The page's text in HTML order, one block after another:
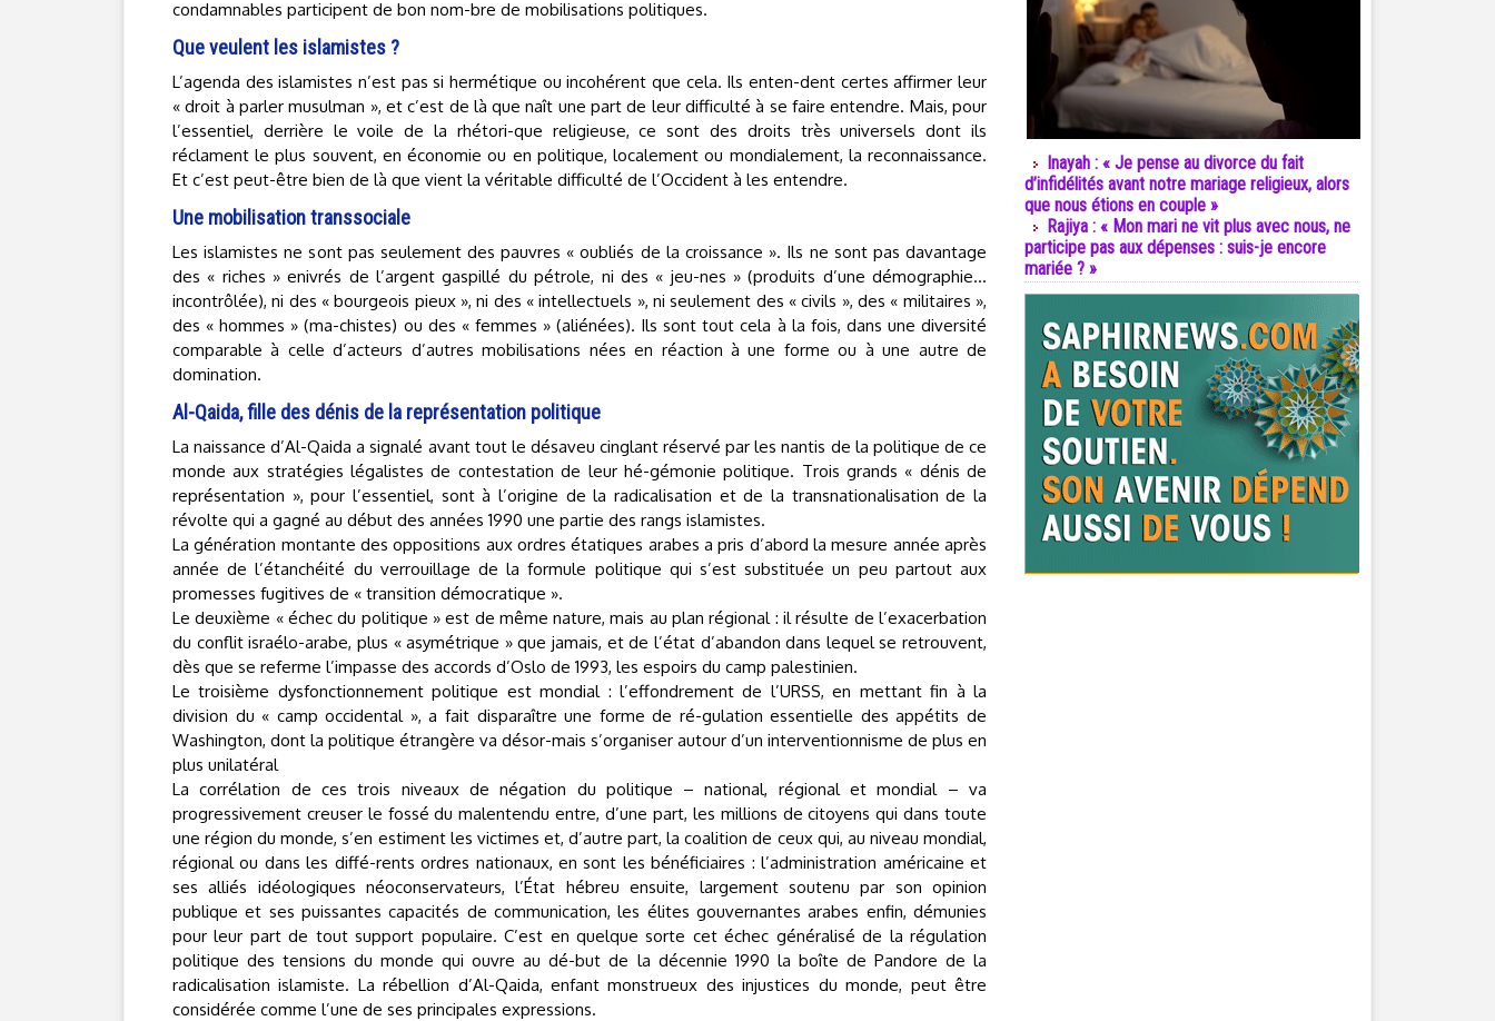
condamnables participent de bon nom-bre de mobilisations politiques.
Que veulent les islamistes ?
L’agenda des islamistes n’est pas si hermétique ou incohérent que cela. Ils enten-dent certes affirmer leur
« droit à parler musulman », et c’est de là que naît une part de leur difficulté à se faire entendre. Mais, pour
l’essentiel, derrière le voile de la rhétori-que religieuse, ce sont des droits très universels dont ils
réclament le plus souvent, en économie ou en politique, localement ou mondialement, la reconnaissance.
Et c’est peut-être bien de là que vient la véritable difficulté de l’Occident à les entendre.
Une mobilisation transsociale
Les islamistes ne sont pas seulement des pauvres « oubliés de la croissance ». Ils ne sont pas davantage
des « riches » enivrés de l’argent gaspillé du pétrole, ni des « jeu-nes » (produits d’une démographie…
incontrôlée), ni des « bourgeois pieux », ni des « intellectuels », ni seulement des « civils », des « militaires »,
des « hommes » (ma-chistes) ou des « femmes » (aliénées). Ils sont tout cela à la fois, dans une diversité
comparable à celle d’acteurs d’autres mobilisations nées en réaction à une forme ou à une autre de
domination.
Al-Qaida, fille des dénis de la représentation politique
La naissance d’Al-Qaida a signalé avant tout le désaveu cinglant réservé par les nantis de la politique de ce
monde aux stratégies légalistes de contestation de leur hé-gémonie politique. Trois grands « dénis de
représentation », pour l’essentiel, sont à l’origine de la radicalisation et de la transnationalisation de la
révolte qui a gagné au début des années 1990 une partie des rangs islamistes.
La génération montante des oppositions aux ordres étatiques arabes a pris d’abord la mesure année après
année de l’étanchéité du verrouillage de la formule politique qui s’est substituée un peu partout aux
promesses fugitives de « transition démocratique ».
Le deuxième « échec du politique » est de même nature, mais au plan régional : il résulte de l’exacerbation
du conflit israélo-arabe, plus « asymétrique » que jamais, et de l’état d’abandon dans lequel se retrouvent,
dès que se referme l’impasse des accords d’Oslo de 1993, les espoirs du camp palestinien.
Le troisième dysfonctionnement politique est mondial : l’effondrement de l’URSS, en mettant fin à la
division du « camp occidental », a fait disparaître une forme de ré-gulation essentielle des appétits de
Washington, dont la politique étrangère va désor-mais s’organiser autour d’un interventionnisme de plus en
plus unilatéral
La corrélation de ces trois niveaux de négation du politique – national, régional et mondial – va
progressivement creuser le fossé du malentendu entre, d’une part, les millions de citoyens qui dans toute
une région du monde, s’en estiment les victimes et, d’autre part, la coalition de ceux qui, au niveau mondial,
régional ou dans les diffé-rents ordres nationaux, en sont les bénéficiaires : l’administration américaine et
ses alliés idéologiques néoconservateurs, l’État hébreu ensuite, largement soutenu par son opinion
publique et ses puissantes capacités de communication, les élites gouvernantes arabes enfin, démunies
pour leur part de tout support populaire. C’est en quelque sorte cet échec généralisé de la régulation
politique des tensions du monde qui ouvre au dé-but de la décennie 1990 la boîte de Pandore de la
radicalisation islamiste. La rébellion d’Al-Qaida, enfant monstrueux des injustices du monde, peut être
considérée comme l’une de ses principales expressions.
Inayah : « Je pense au divorce du fait
d’infidélités avant notre mariage religieux, alors
que nous étions en couple »
Rajiya : « Mon mari ne vit plus avec nous, ne
participe pas aux dépenses : suis-je encore
mariée ? »